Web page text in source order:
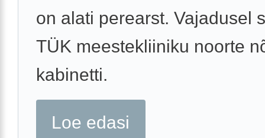
on alati perearst. Vajadusel
TÜK meestekliiniku noorte
kabinetti.
Loe edasi